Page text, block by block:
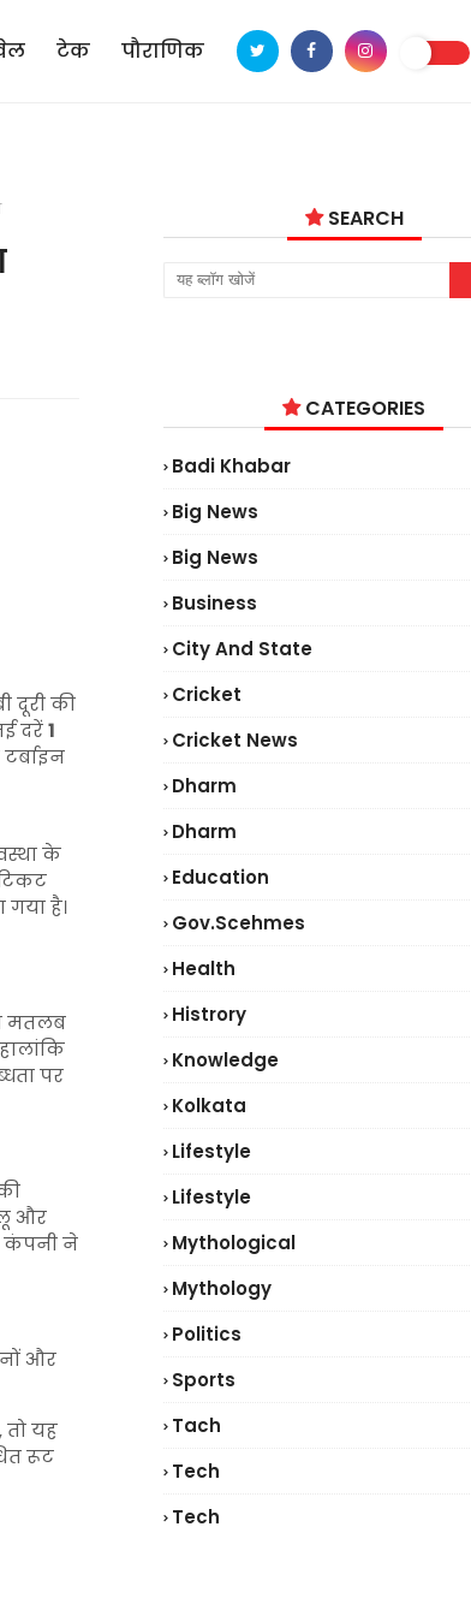
टेक पौराणिक
दूरी की
दरें1
के
टिकट
गया है।
मतलब
पर
और
कंपनी ने
और
तो यह
रूट
SEARCH
CATEGORIES
Badi Khabar
Big News
Big News
Business
City And State
Cricket
Cricket News
Dharm
Dharm
Education
Gov.scehmes
Health
Histrory
Knowledge
Kolkata
Lifestyle
Lifestyle
Mythological
Mythology
Politics
Sports
Tach
Tech
Tech